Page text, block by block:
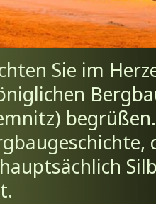
Sie im